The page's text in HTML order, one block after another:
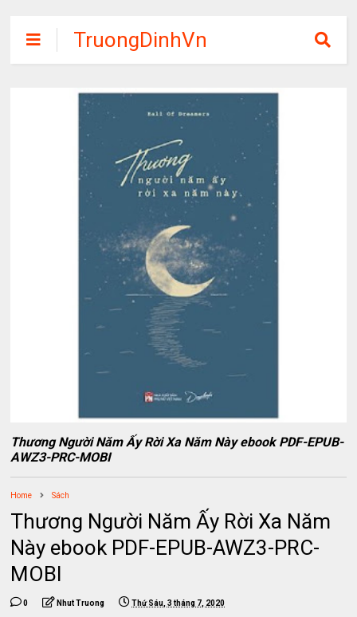
TruongDinhVn
Chia sẽ ebook,
các khóa học,
phần mềm học
tập miễn phí
Thương Người Năm Ấy Rời Xa Năm Này ebook PDF-EPUB-
AWZ3-PRC-MOBI
Home Sách
Thương Người Năm Ấy Rời Xa Năm
Này ebook PDF-EPUB-AWZ3-PRC-
MOBI
0 Nhut Truong Thứ Sáu, 3 tháng 7, 2020